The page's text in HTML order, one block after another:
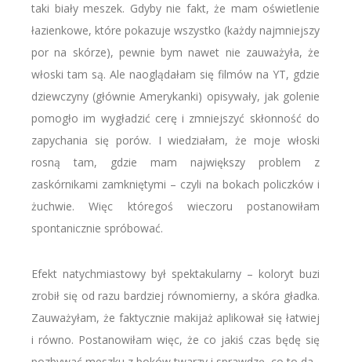
taki biały meszek. Gdyby nie fakt, że mam oświetlenie
łazienkowe, które pokazuje wszystko (każdy najmniejszy
por na skórze), pewnie bym nawet nie zauważyła, że
włoski tam są. Ale naoglądałam się filmów na YT, gdzie
dziewczyny (głównie Amerykanki) opisywały, jak golenie
pomogło im wygładzić cerę i zmniejszyć skłonność do
zapychania się porów. I wiedziałam, że moje włoski
rosną tam, gdzie mam największy problem z
zaskórnikami zamkniętymi – czyli na bokach policzków i
żuchwie. Więc któregoś wieczoru postanowiłam
spontanicznie spróbować.
Efekt natychmiastowy był spektakularny – koloryt buzi
zrobił się od razu bardziej równomierny, a skóra gładka.
Zauważyłam, że faktycznie makijaż aplikował się łatwiej
i równo. Postanowiłam więc, że co jakiś czas będę się